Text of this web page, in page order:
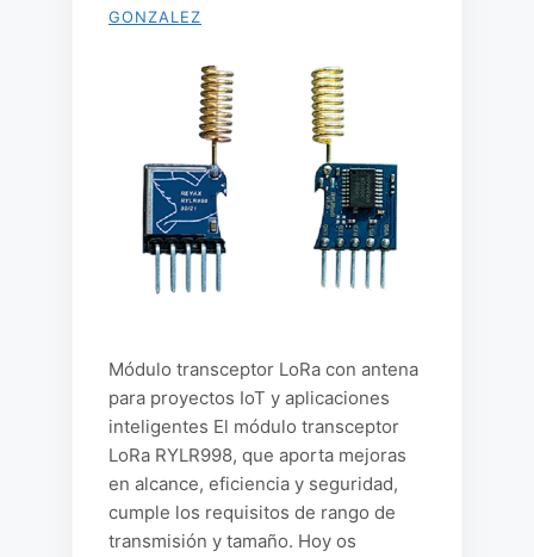
GONZALEZ
Módulo transceptor LoRa con antena
para proyectos IoT y aplicaciones
inteligentes El módulo transceptor
LoRa RYLR998, que aporta mejoras
en alcance, eficiencia y seguridad,
cumple los requisitos de rango de
transmisión y tamaño. Hoy os